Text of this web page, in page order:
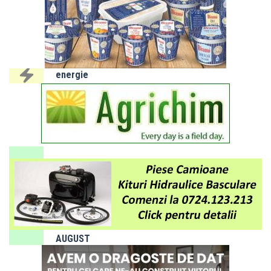
IALOMIȚA:
Întreruperi
programate
energie
electrică 3
- 7 august
2026
SLOBOZIA:
Program
de gardă
farmacii -
luna
AUGUST